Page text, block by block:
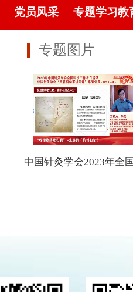
党员风采 专题学习教
专题图片